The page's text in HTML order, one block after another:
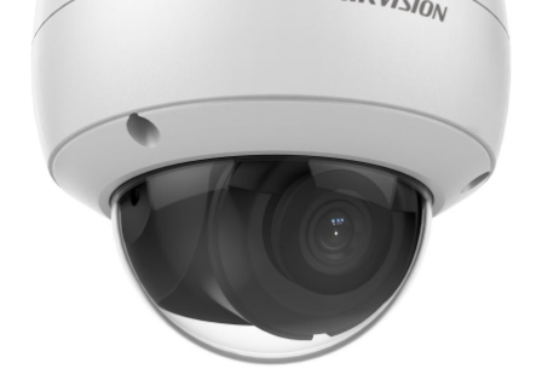
#Yapay Zeka Destekli Kamera Sistemlerinin
#Hikvision Akıllı Video İzleme: Özellikler ve
Avantajlar